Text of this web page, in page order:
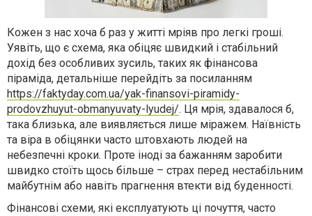
Кожен з нас хоча б раз у житті мріяв про легкі гроші.
Уявіть, що є схема, яка обіцяє швидкий і стабільний
дохід без особливих зусиль, таких як фінансова
піраміда, детальніше перейдіть за посиланням
https://faktyday.com.ua/yak-finansovi-piramidy-
prodovzhuyut-obmanyuvaty-lyudej/. Ця мрія, здавалося б,
така близька, але виявляється лише міражем. Наївність
та віра в обіцянки часто штовхають людей на
небезпечні кроки. Проте іноді за бажанням заробити
швидко стоїть щось більше – страх перед нестабільним
майбутнім або навіть прагнення втекти від буденності.
Фінансові схеми, які експлуатують ці почуття, часто